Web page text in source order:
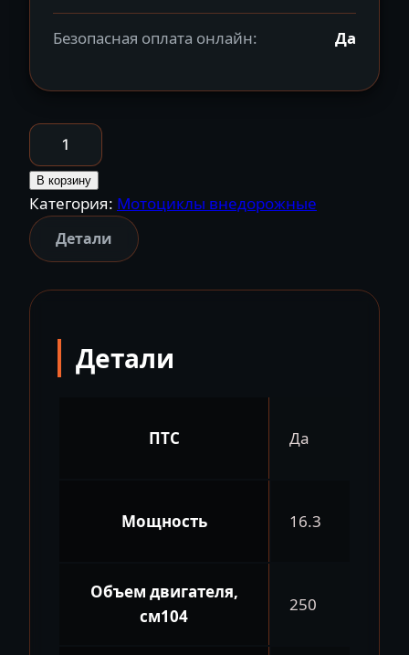
Безопасная оплата онлайн: Да
Количество
товара
Мотоцикл
MOTOLAND
CRF250
MOTARD/STUNT
В корзину
Категория: Мотоциклы внедорожные
Детали
Детали
ПТС Да
Мощность 16.3
Объем двигателя,
см104
250